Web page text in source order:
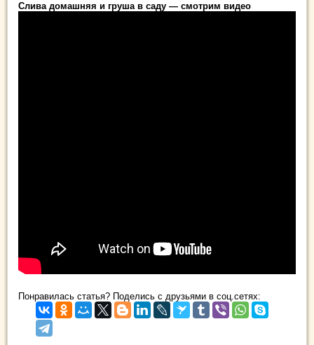
Слива домашняя и груша в саду — смотрим видео
Понравилась статья? Поделись с друзьями в соц.сетях: